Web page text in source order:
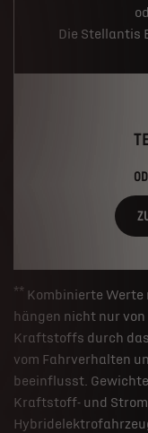
Die Stellantis
** Kombinierte Werte
hängen nicht nur
Kraftstoffs durch
vom Fahrverhalten
beeinflusst.
Kraftstoff- und